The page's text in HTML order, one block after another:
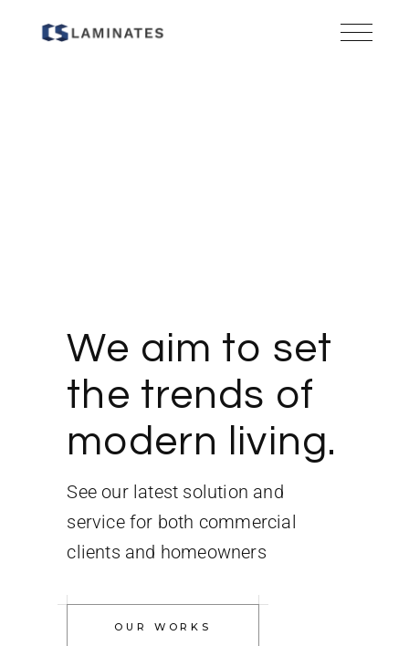
We aim to set
the trends of
modern living.
See our latest solution and
service for both commercial
clients and homeowners
OUR WORKS